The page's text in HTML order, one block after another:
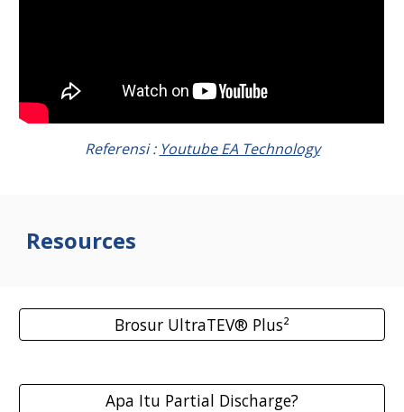
Referensi : Youtube EA Technology
Resources
Brosur UltraTEV® Plus²
Apa Itu Partial Discharge?